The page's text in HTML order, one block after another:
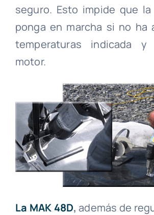
seguro. Esto impide que
ponga en marcha si no ha
temperaturas indicada
motor.
La MAK 48D, además de